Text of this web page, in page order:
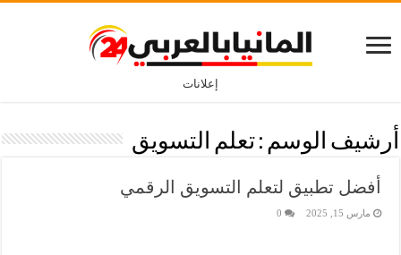
إعلانات
أرشيف الوسم :تعلم التسويق
أفضل تطبيق لتعلم التسويق الرقمي
مارس 15, 2025 0